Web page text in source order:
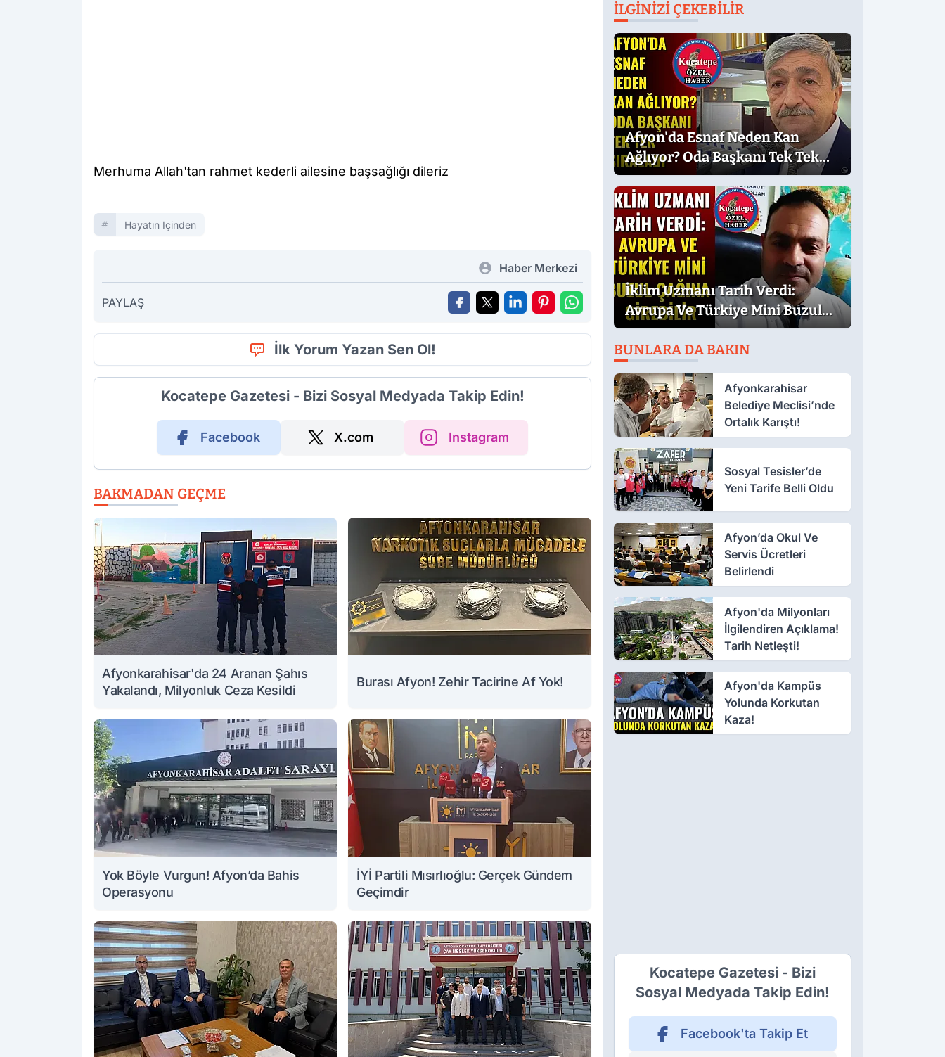
Merhuma Allah'tan rahmet kederli ailesine başsağlığı dileriz
Hayatın Içinden
Haber Merkezi
PAYLAŞ
İlk Yorum Yazan Sen Ol!
Kocatepe Gazetesi - Bizi Sosyal Medyada Takip Edin!
Facebook X.com Instagram
BAKMADAN GEÇME
Afyonkarahisar'da 24 Aranan Şahıs
Yakalandı, Milyonluk Ceza Kesildi
Burası Afyon! Zehir Tacirine Af Yok!
Yok Böyle Vurgun! Afyon’da Bahis
Operasyonu
İYİ Partili Mısırlıoğlu: Gerçek Gündem
Geçimdir
İLGINIZI ÇEKEBILIR
Afyon'da Esnaf Neden Kan
Ağlıyor? Oda Başkanı Tek Tek
Sıraladı
İklim Uzmanı Tarih Verdi:
Avrupa Ve Türkiye Mini Buzul
Çağına Girebilir
BUNLARA DA BAKIN
Afyonkarahisar
Belediye Meclisi’nde
Ortalık Karıştı!
Sosyal Tesisler’de
Yeni Tarife Belli Oldu
Afyon’da Okul Ve
Servis Ücretleri
Belirlendi
Afyon'da Milyonları
İlgilendiren Açıklama!
Tarih Netleşti!
Afyon'da Kampüs
Yolunda Korkutan
Kaza!
Kocatepe Gazetesi - Bizi
Sosyal Medyada Takip Edin!
Facebook'ta Takip Et